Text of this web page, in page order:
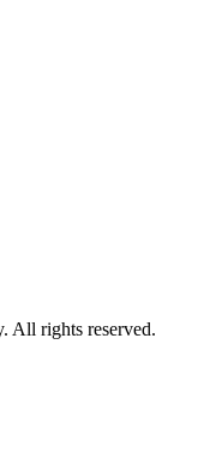
All rights reserved.